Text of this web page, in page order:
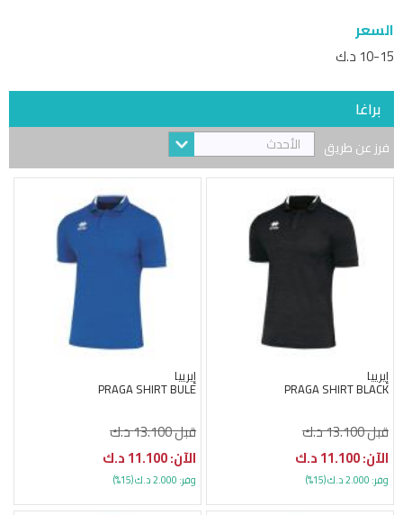
السعر
10-15 د.ك
براغا
فرز عن طريق الأحدث
إيرييا
PRAGA SHIRT BLACK
قبل 13.100 د.ك
الآن: 11.100 د.ك
وفر: 2.000 د.ك (15%)
إيرييا
PRAGA SHIRT BULE
قبل 13.100 د.ك
الآن: 11.100 د.ك
وفر: 2.000 د.ك (15%)